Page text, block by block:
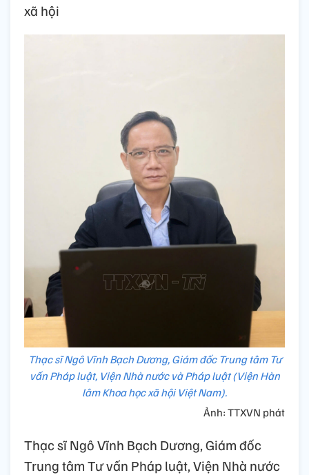
xã hội
Thạc sĩ Ngô Vĩnh Bạch Dương, Giám đốc Trung tâm Tư
vấn Pháp luật, Viện Nhà nước và Pháp luật (Viện Hàn
lâm Khoa học xã hội Việt Nam).
Ảnh: TTXVN phát
Thạc sĩ Ngô Vĩnh Bạch Dương, Giám đốc
Trung tâm Tư vấn Pháp luật, Viện Nhà nước